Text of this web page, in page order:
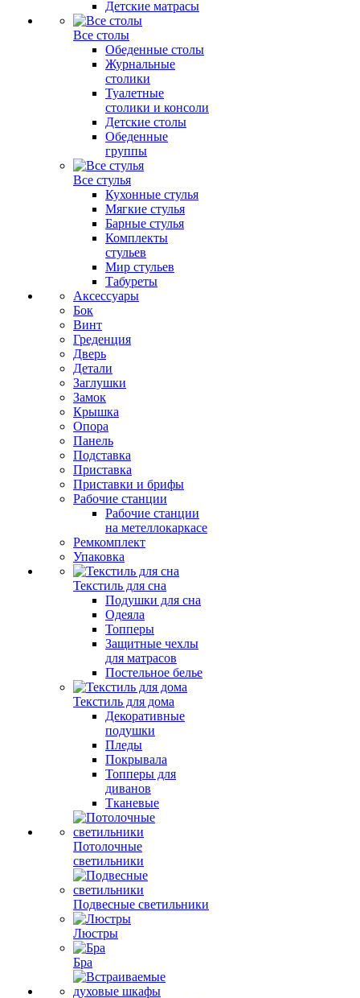
Детские матрасы
Все столы
Обеденные столы
Журнальные
столики
Туалетные
столики и консоли
Детские столы
Обеденные
группы
Все стулья
Кухонные стулья
Мягкие стулья
Барные стулья
Комплекты
стульев
Мир стульев
Табуреты
Аксессуары
Бок
Винт
Греденция
Дверь
Детали
Заглушки
Замок
Крышка
Опора
Панель
Подставка
Приставка
Приставки и брифы
Рабочие станции
Рабочие станции
на метеллокаркасе
Ремкомплект
Упаковка
Текстиль для сна
Подушки для сна
Одеяла
Топперы
Защитные чехлы
для матрасов
Постельное белье
Текстиль для дома
Декоративные
подушки
Пледы
Покрывала
Топперы для
диванов
Тканевые
Потолочные
светильники
Подвесные светильники
Люстры
Бра